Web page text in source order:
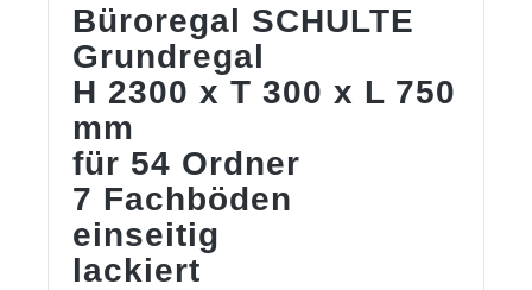
Büroregal SCHULTE
Grundregal
H 2300 x T 300 x L 750
mm
für 54 Ordner
7 Fachböden
einseitig
lackiert